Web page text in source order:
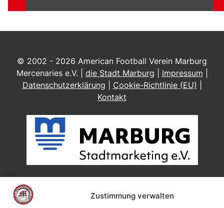
Zustimmung verwalten
© 2002 - 2026 American Football Verein Marburg
Mercenaries e.V. | die Stadt Marburg Impressum
Datenschutzerklärung
Cookie-Richtlinie (EU)
Kontakt